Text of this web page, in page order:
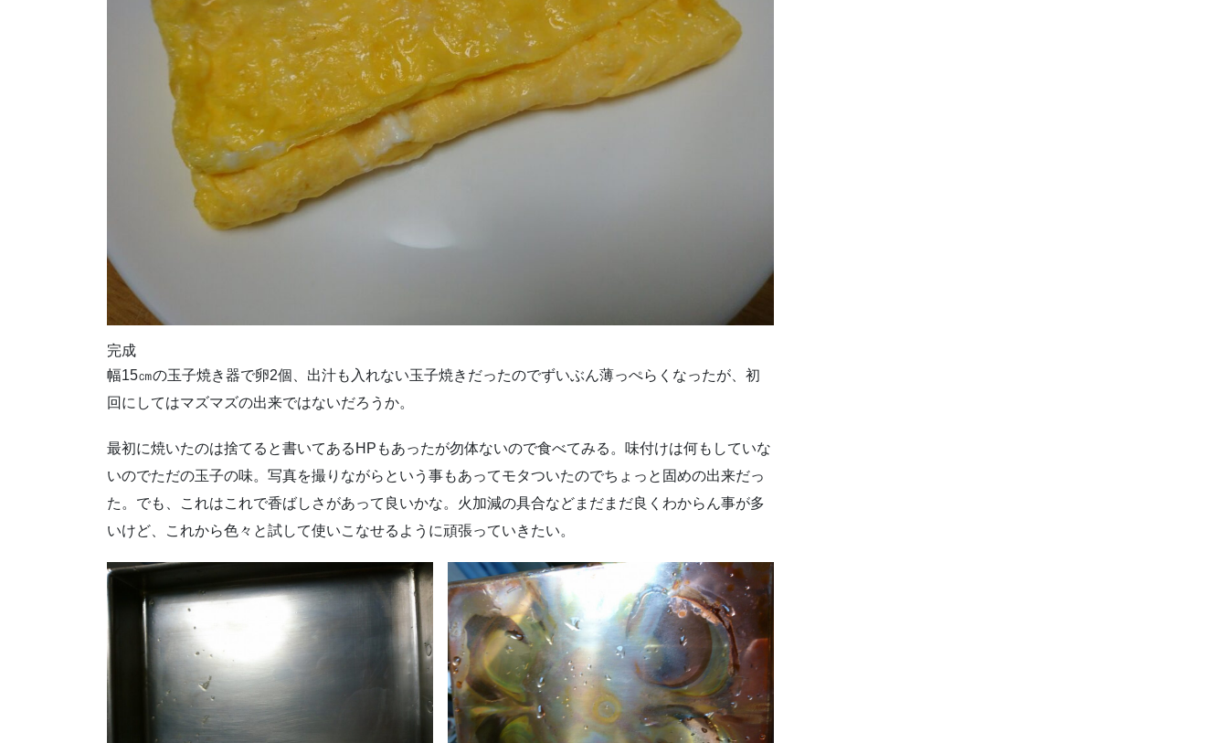
完成
幅15㎝の玉子焼き器で卵2個、出汁も入れない玉子焼きだったのでずいぶん薄っぺらくなったが、初
回にしてはマズマズの出来ではないだろうか。
最初に焼いたのは捨てると書いてあるHPもあったが勿体ないので食べてみる。味付けは何もしていな
いのでただの玉子の味。写真を撮りながらという事もあってモタついたのでちょっと固めの出来だっ
た。でも、これはこれで香ばしさがあって良いかな。火加減の具合などまだまだ良くわからん事が多
いけど、これから色々と試して使いこなせるように頑張っていきたい。